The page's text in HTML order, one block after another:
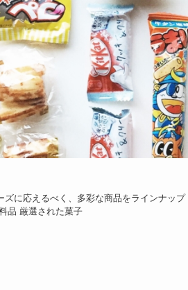
ズに応えるべく、多彩な商品をラインナッ
品 厳選された菓子